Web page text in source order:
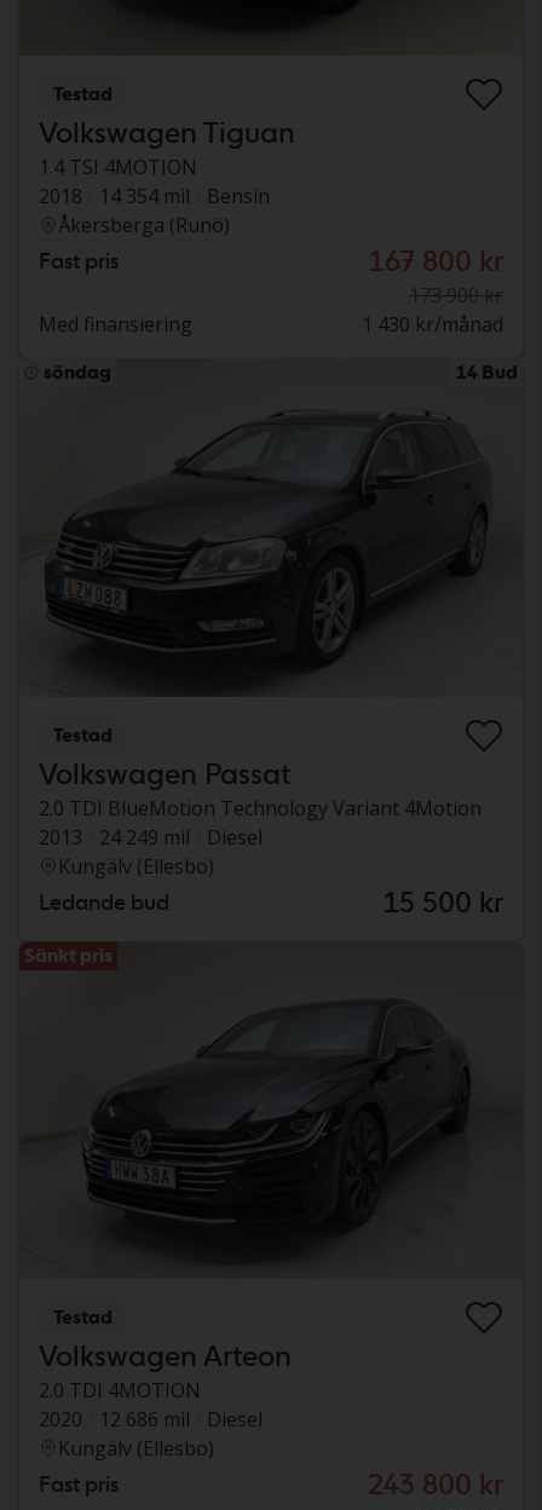
Testad
Volkswagen Tiguan
1.4 TSI 4MOTION
2018
14 354 mil
Bensin
Åkersberga (Runö)
Fast pris 167 800 kr
173 900 kr
Med finansiering
1 430 kr/månad
söndag 14 Bud
Testad
Volkswagen Passat
2.0 TDI BlueMotion Technology Variant 4Motion
2013
24 249 mil
Diesel
Kungälv (Ellesbo)
Ledande bud 15 500 kr
Sänkt pris
Testad
Volkswagen Arteon
2.0 TDI 4MOTION
2020
12 686 mil
Diesel
Kungälv (Ellesbo)
Fast pris 243 800 kr